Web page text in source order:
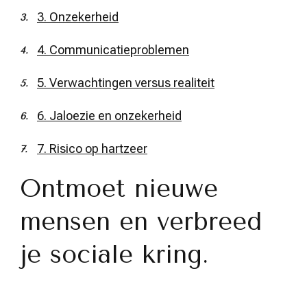
3. Onzekerheid
4. Communicatieproblemen
5. Verwachtingen versus realiteit
6. Jaloezie en onzekerheid
7. Risico op hartzeer
Ontmoet nieuwe
mensen en verbreed
je sociale kring.